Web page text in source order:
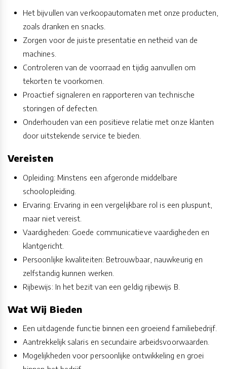
Het bijvullen van verkoopautomaten met onze producten,
zoals dranken en snacks.
Zorgen voor de juiste presentatie en netheid van de
machines.
Controleren van de voorraad en tijdig aanvullen om
tekorten te voorkomen.
Proactief signaleren en rapporteren van technische
storingen of defecten.
Onderhouden van een positieve relatie met onze klanten
door uitstekende service te bieden.
Vereisten
Opleiding: Minstens een afgeronde middelbare
schoolopleiding.
Ervaring: Ervaring in een vergelijkbare rol is een pluspunt,
maar niet vereist.
Vaardigheden: Goede communicatieve vaardigheden en
klantgericht.
Persoonlijke kwaliteiten: Betrouwbaar, nauwkeurig en
zelfstandig kunnen werken.
Rijbewijs: In het bezit van een geldig rijbewijs B.
Wat Wij Bieden
Een uitdagende functie binnen een groeiend familiebedrijf.
Aantrekkelijk salaris en secundaire arbeidsvoorwaarden.
Mogelijkheden voor persoonlijke ontwikkeling en groei